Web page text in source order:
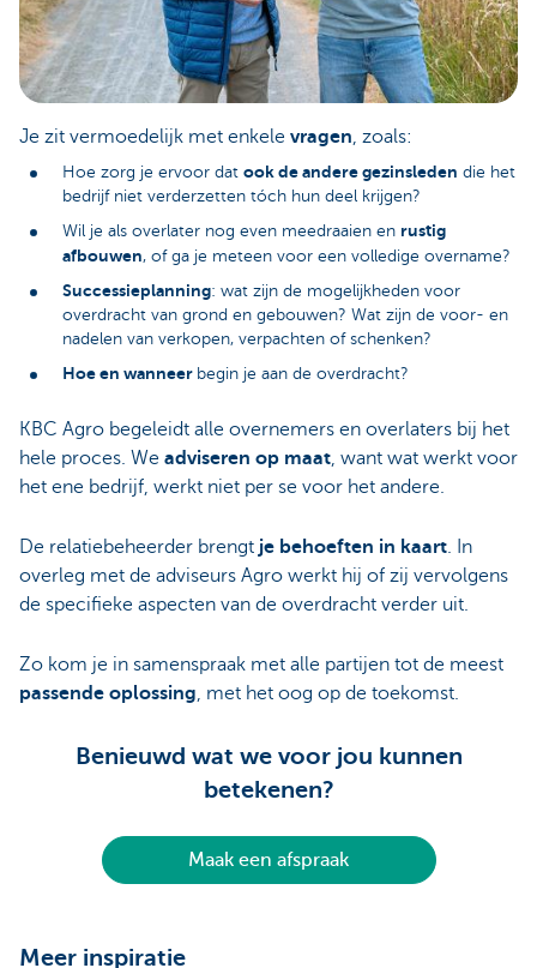
Je zit vermoedelijk met enkele vragen, zoals:
Hoe zorg je ervoor dat ook de andere gezinsleden die het
bedrijf niet verderzetten tóch hun deel krijgen?
Wil je als overlater nog even meedraaien en rustig
afbouwen, of ga je meteen voor een volledige overname?
Successieplanning: wat zijn de mogelijkheden voor
overdracht van grond en gebouwen? Wat zijn de voor- en
nadelen van verkopen, verpachten of schenken?
Hoe en wanneer begin je aan de overdracht?
KBC Agro begeleidt alle overnemers en overlaters bij het
hele proces. We adviseren op maat, want wat werkt voor
het ene bedrijf, werkt niet per se voor het andere.
De relatiebeheerder brengt je behoeften in kaart. In
overleg met de adviseurs Agro werkt hij of zij vervolgens
de specifieke aspecten van de overdracht verder uit.
Zo kom je in samenspraak met alle partijen tot de meest
passende oplossing, met het oog op de toekomst.
Benieuwd wat we voor jou kunnen
betekenen?
Maak een afspraak
Meer inspiratie